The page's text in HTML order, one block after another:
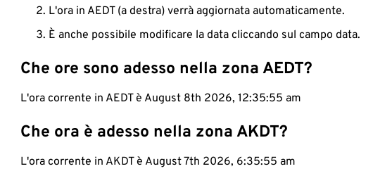
L'ora in AEDT (a destra) verrà aggiornata automaticamente.
È anche possibile modificare la data cliccando sul campo data.
Che ore sono adesso nella zona AEDT?
L'ora corrente in AEDT è August 8th 2026, 12:35:56 am
Che ora è adesso nella zona AKDT?
L'ora corrente in AKDT è August 7th 2026, 6:35:56 am